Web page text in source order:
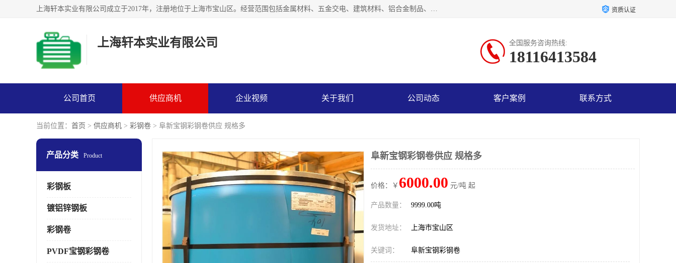
上海轩本实业有限公司成立于2017年，注册地位于上海市宝山区。经营范围包括金属材料、五金交电、建筑材料、铝合金制品、机械设备、电线电缆、装潢材料等；公司主营产品：宝钢彩钢板、宝钢彩钢卷、宝钢彩涂板、宝钢彩涂卷、宝钢高耐候彩钢板，宝钢氟碳彩钢板。是一家集钢铁贸易，物流、加工为一体的产业全配套公司。 资质认证
上海轩本实业有限公司 全国服务咨询热线:
18116413584
公司首页 供应商机 企业视频 关于我们 公司动态 客户案例 联系方式
当前位置： 首页 > 供应商机 > 彩钢卷 > 阜新宝钢彩钢卷供应 规格多
产品分类 Product
彩钢板
镀铝锌钢板
彩钢卷
PVDF宝钢彩钢卷
阜新宝钢彩钢卷供应 规格多
价格：￥ 6000.00 元/吨 起
产品数量： 9999.00吨
发货地址： 上海市宝山区
关键词： 阜新宝钢彩钢卷